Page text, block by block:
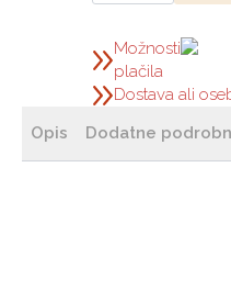
200
količina
Možnosti
plačila
Dostava ali
Opis
Dodatne